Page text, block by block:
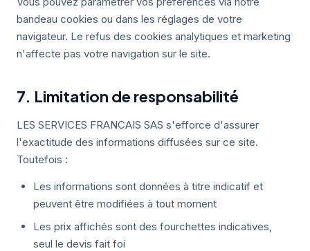
bandeau cookies ou dans les réglages de votre
navigateur. Le refus des cookies analytiques et marketing
n'affecte pas votre navigation sur le site.
7. Limitation de responsabilité
LES SERVICES FRANCAIS SAS s'efforce d'assurer
l'exactitude des informations diffusées sur ce site.
Toutefois :
Les informations sont données à titre indicatif et
peuvent être modifiées à tout moment
Les prix affichés sont des fourchettes indicatives,
seul le devis fait foi